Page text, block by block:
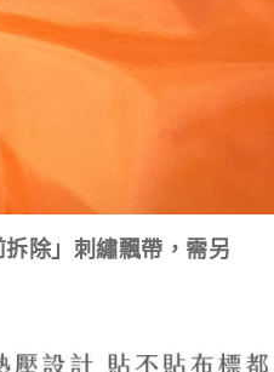
拆除」刺繡飄帶，需另